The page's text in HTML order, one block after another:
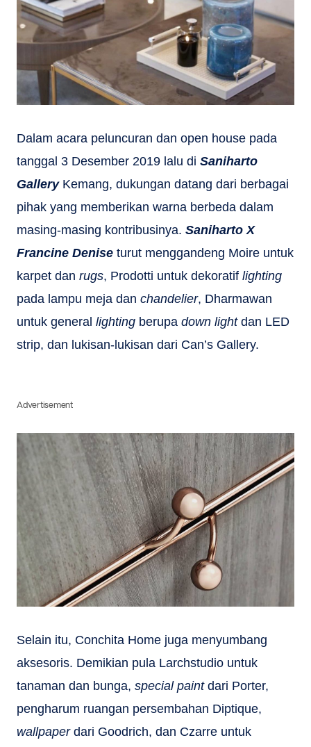
Dalam acara peluncuran dan open house pada
tanggal 3 Desember 2019 lalu di Saniharto
GalleryKemang, dukungan datang dari berbagai
pihak yang memberikan warna berbeda dalam
masing-masing kontribusinya. Saniharto X
Francine Denise turut menggandeng Moire untuk
karpet dan rugs, Prodotti untuk dekoratif lighting
pada lampu meja dan chandelier, Dharmawan
untuk general lighting berupa down lightdan LED
strip, dan lukisan-lukisan dari Can’s Gallery.
Advertisement
Selain itu, Conchita Home juga menyumbang
aksesoris. Demikian pula Larchstudio untuk
tanaman dan bunga, special paintdari Porter,
pengharum ruangan persembahan Diptique,
wallpaperdari Goodrich, dan Czarre untuk